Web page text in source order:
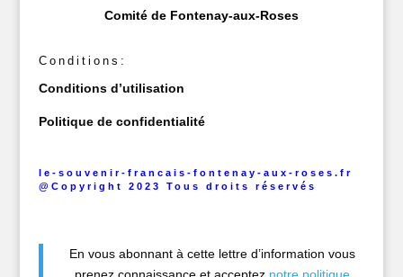
Comité de Fontenay-aux-Roses
Conditions:
Conditions d’utilisation
Politique de confidentialité
le-souvenir-francais-fontenay-aux-roses.fr
@Copyright 2023 Tous droits réservés
En vous abonnant à cette lettre d’information vous